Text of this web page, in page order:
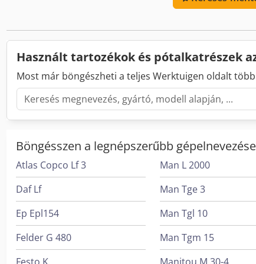
előfordulhatnak, az eladás jogát fenntartjuk!
Használt tartozékok és pótalkatrészek
Most már böngészheti a teljes Werktuigen oldalt
Böngésszen a legnépszerűbb
Atlas Copco Lf 3
Daf Lf
Ep Epl154
Felder G 480
Man L 2000
Man Tge 3
Man Tgl 10
Man Tgm 15